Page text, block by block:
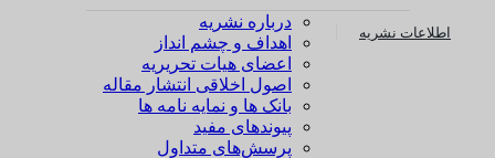
اطلاعات نشریه
درباره نشریه
اهداف و چشم انداز
اعضای هیات تحریریه
اصول اخلاقی انتشار مقاله
بانک ها و نمایه نامه ها
پیوندهای مفید
پرسش‌های متداول